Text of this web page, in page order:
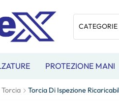
PROTEZIONE MANI
Torcia Torcia Di Ispezione